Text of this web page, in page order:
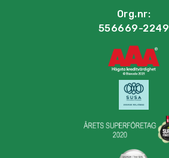
Org.nr:
556669-2249